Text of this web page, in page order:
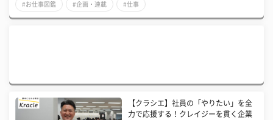
#お仕事図鑑 #企画・連載 #仕事
【クラシエ】社員の「やりたい」を全
力で応援する！クレイジーを貫く企業